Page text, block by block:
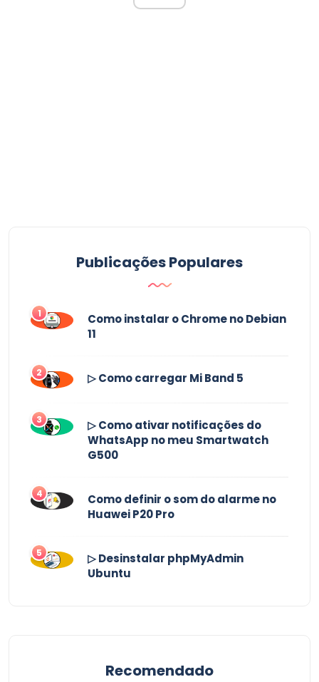
Publicações Populares
1
Como instalar o Chrome no Debian
11
2 ▷ Como carregar Mi Band 5
3
▷ Como ativar notificações do
WhatsApp no ​​meu Smartwatch
G500
4
Como definir o som do alarme no
Huawei P20 Pro
5
▷ Desinstalar phpMyAdmin
Ubuntu
Recomendado